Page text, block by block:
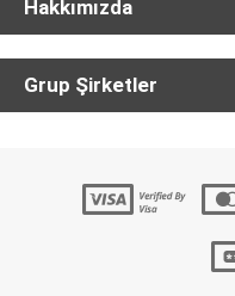
Hakkımızda
Grup Şirketler